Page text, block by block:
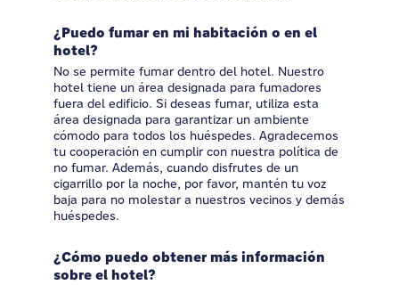
¿Puedo fumar en mi habitación o en el
hotel?
No se permite fumar dentro del hotel. Nuestro
hotel tiene un área designada para fumadores
fuera del edificio. Si deseas fumar, utiliza esta
área designada para garantizar un ambiente
cómodo para todos los huéspedes. Agradecemos
tu cooperación en cumplir con nuestra política de
no fumar. Además, cuando disfrutes de un
cigarrillo por la noche, por favor, mantén tu voz
baja para no molestar a nuestros vecinos y demás
huéspedes.
¿Cómo puedo obtener más información
sobre el hotel?